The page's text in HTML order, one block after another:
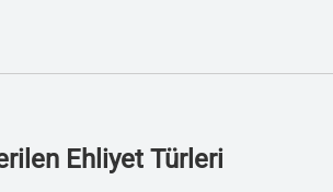
Ehliyet Türleri